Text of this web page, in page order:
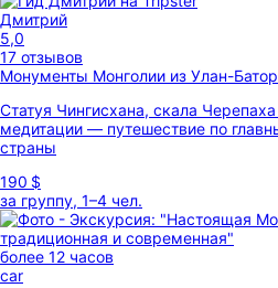
Дмитрий
5,0
17 отзывов
Монументы Монголии из Улан-
Статуя Чингисхана, скала
медитации — путешествие по
страны
190 $
за группу, 1–4 чел.
более 12 часов
car